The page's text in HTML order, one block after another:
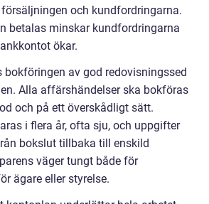
och kundfordringarna.
betalas minskar kundfordringarna
ökar.
bokföringen av god redovisningssed
Alla affärshändelser ska bokföras
och på ett överskådligt sätt.
i flera år, ofta sju, och uppgifter
bokslut tillbaka till enskild
väger tungt både för
ägare eller styrelse.